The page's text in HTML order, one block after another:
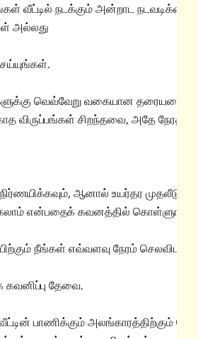
வீட்டில் நடக்கும் அன்றாட
அல்லது
வெவ்வேறு வகையான தரையமைப்பு
விருப்பங்கள் சிறந்தவை, அதே
ஆனால் உயர்தர முதலீடு
என்பதைக் கவனத்தில்
நீங்கள் எவ்வளவு நேரம் செலவிடத்
கவனிப்பு தேவை.
பாணிக்கும் அலங்காரத்திற்கும்